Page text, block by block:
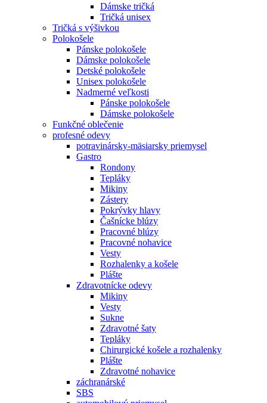
Dámske tričká
Tričká unisex
Tričká s výšivkou
Polokošele
Pánske polokošele
Dámske polokošele
Detské polokošele
Unisex polokošele
Nadmerné veľkosti
Pánske polokošele
Dámske polokošele
Funkčné oblečenie
profesné odevy
potravinársky-mäsiarsky priemysel
Gastro
Rondony
Tepláky
Mikiny
Zástery
Pokrývky hlavy
Čašnícke blúzy
Pracovné blúzy
Pracovné nohavice
Vesty
Rozhalenky a košele
Plášte
Zdravotnícke odevy
Mikiny
Vesty
Sukne
Zdravotné šaty
Tepláky
Chirurgické košele a rozhalenky
Plášte
Zdravotné nohavice
záchranárské
SBS